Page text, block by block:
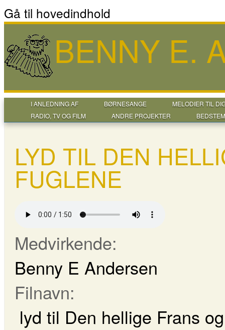
Gå til hovedindhold
BENNY E.
I ANLEDNING AF BØRNESANGE
MELODIER TIL
RADIO, TV OG FILM
ANDRE PROJEKTER
LYD TIL DEN
FUGLENE
Medvirkende:
Benny E Andersen
Filnavn:
lyd til Den hellige Frans